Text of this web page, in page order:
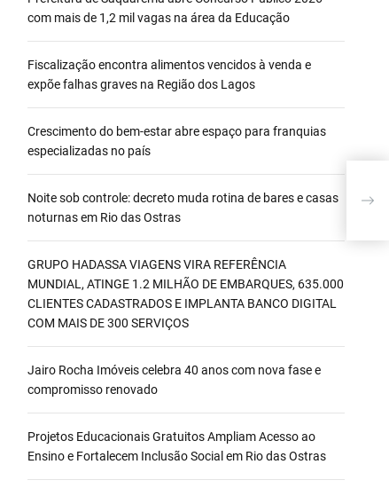
com mais de 1,2 mil vagas na área da Educação
Fiscalização encontra alimentos vencidos à venda e
expõe falhas graves na Região dos Lagos
Crescimento do bem-estar abre espaço para franquias
especializadas no país
Noite sob controle: decreto muda rotina de bares e casas
noturnas em Rio das Ostras
GRUPO HADASSA VIAGENS VIRA REFERÊNCIA
MUNDIAL, ATINGE 1.2 MILHÃO DE EMBARQUES, 635.000
CLIENTES CADASTRADOS E IMPLANTA BANCO DIGITAL
COM MAIS DE 300 SERVIÇOS
Jairo Rocha Imóveis celebra 40 anos com nova fase e
compromisso renovado
Projetos Educacionais Gratuitos Ampliam Acesso ao
Ensino e Fortalecem Inclusão Social em Rio das Ostras